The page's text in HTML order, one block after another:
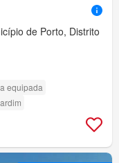
de Porto, Distrito
equipada